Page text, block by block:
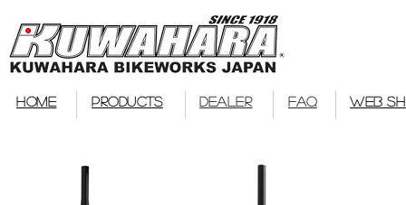
HOME PRODUCTS DEALER FAQ WEB